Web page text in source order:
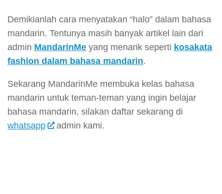
Demikianlah cara menyatakan “halo” dalam bahasa
mandarin. Tentunya masih banyak artikel lain dari
admin MandarinMe yang menarik seperti kosakata
fashion dalam bahasa mandarin.
Sekarang MandarinMe membuka kelas bahasa
mandarin untuk teman-teman yang ingin belajar
bahasa mandarin, silakan daftar sekarang di
whatsapp
admin kami.